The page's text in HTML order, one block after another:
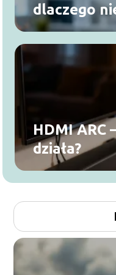
dlaczego
HDMI ARC
działa?